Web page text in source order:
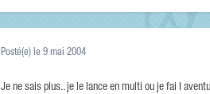
Posté(e) le 9 mai 2004
Je ne sais plus.. je le lance en multi ou je fai l